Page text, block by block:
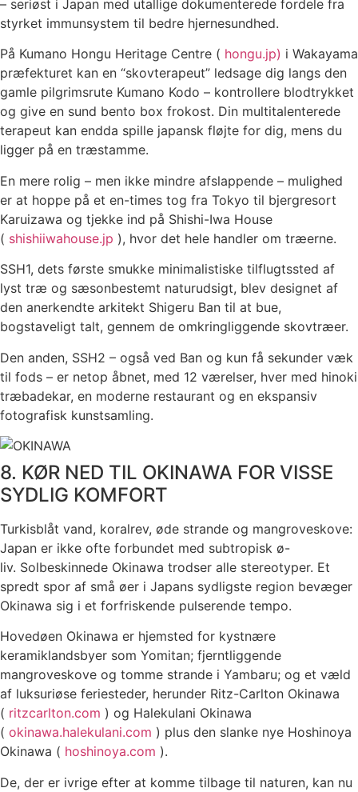
– seriøst i Japan med utallige dokumenterede fordele fra
styrket immunsystem til bedre hjernesundhed.
På Kumano Hongu Heritage Centre ( hongu.jp) i Wakayama
præfekturet kan en “skovterapeut” ledsage dig langs den
gamle pilgrimsrute Kumano Kodo – kontrollere blodtrykket
og give en sund bento box frokost. Din multitalenterede
terapeut kan endda spille japansk fløjte for dig, mens du
ligger på en træstamme.
En mere rolig – men ikke mindre afslappende – mulighed
er at hoppe på et en-times tog fra Tokyo til bjergresort
Karuizawa og tjekke ind på Shishi-Iwa House
( shishiiwahouse.jp ), hvor det hele handler om træerne.
SSH1, dets første smukke minimalistiske tilflugtssted af
lyst træ og sæsonbestemt naturudsigt, blev designet af
den anerkendte arkitekt Shigeru Ban til at bue,
bogstaveligt talt, gennem de omkringliggende skovtræer.
Den anden, SSH2 – også ved Ban og kun få sekunder væk
til fods – er netop åbnet, med 12 værelser, hver med hinoki
træbadekar, en moderne restaurant og en ekspansiv
fotografisk kunstsamling.
8. KØR NED TIL OKINAWA FOR VISSE
SYDLIG KOMFORT
Turkisblåt vand, koralrev, øde strande og mangroveskove:
Japan er ikke ofte forbundet med subtropisk ø-
liv. Solbeskinnede Okinawa trodser alle stereotyper. Et
spredt spor af små øer i Japans sydligste region bevæger
Okinawa sig i et forfriskende pulserende tempo.
Hovedøen Okinawa er hjemsted for kystnære
keramiklandsbyer som Yomitan; fjerntliggende
mangroveskove og tomme strande i Yambaru; og et væld
af luksuriøse feriesteder, herunder Ritz-Carlton Okinawa
( ritzcarlton.com ) og Halekulani Okinawa
( okinawa.halekulani.com ) plus den slanke nye Hoshinoya
Okinawa ( hoshinoya.com ).
De, der er ivrige efter at komme tilbage til naturen, kan nu